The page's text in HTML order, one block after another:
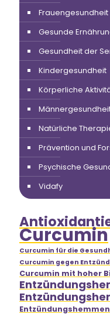
Frauengesundheit
Gesunde
Gesundheit der
Kindergesundheit
Körperliche
Natürliche
Prävention und
Psychische
Vidafy
Curcumin
Curcumin für die
Curcumin gegen
Curcumin mit hoher